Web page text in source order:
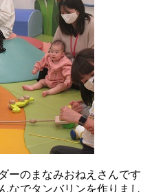
ーのまなみおねえさんで
なでタンバリンを作りま